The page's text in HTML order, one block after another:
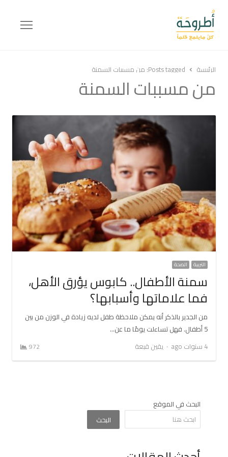
Menu
الرئيسة Posts tagged: من مسببات السمنة
من مسببات السمنة
التربية الصحة
سمنة الأطفال.. كابوس يؤرق الأهل،
فما علاماتها وأسبابها؟
من الجدير بالذكر أنه يمكن ملاحظة طفل لديه زيادة في الوزن من بين
5 أطفال. فهل تساءلت يومًا ما عن…
4 سنوات ago
Author
يقين قبعة 972
البحث في الموقع
البحث